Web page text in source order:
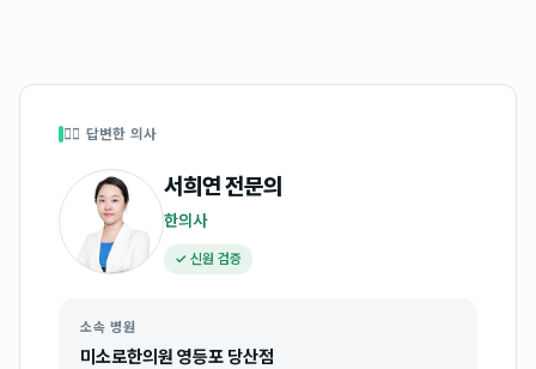
👩‍⚕️ 답변한 의사
서희연전문의
한의사
✓ 신원 검증
소속 병원
미소로한의원 영등포 당산점